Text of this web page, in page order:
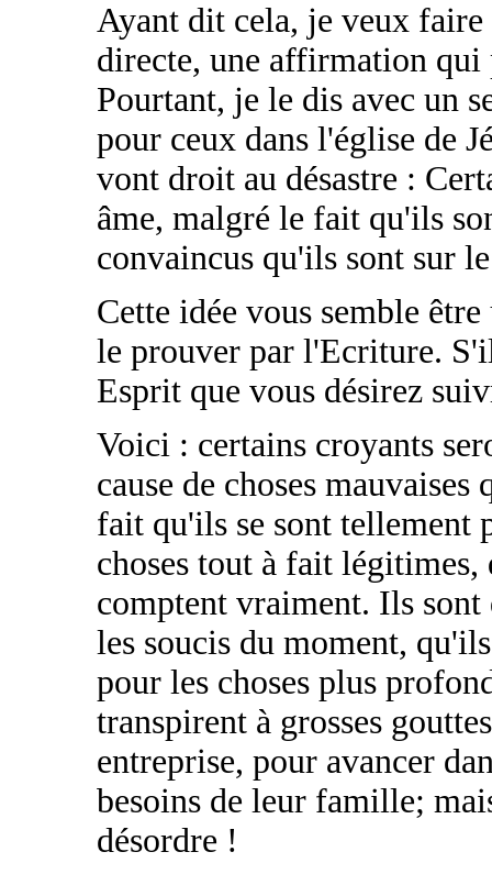
Ayant dit cela, je veux
directe, une affirmation
Pourtant, je le dis avec un
pour ceux dans l'église de
vont droit au désastre :
âme, malgré le fait qu'ils
convaincus qu'ils sont sur
Cette idée vous semble
le prouver par l'Ecriture.
Esprit que vous désirez
Voici : certains croyants
cause de choses
fait qu'ils se sont tellement
choses tout à fait
comptent vraiment. Ils sont
les soucis du moment,
pour les choses plus
transpirent à grosses
entreprise, pour avancer
besoins de leur famille;
désordre !